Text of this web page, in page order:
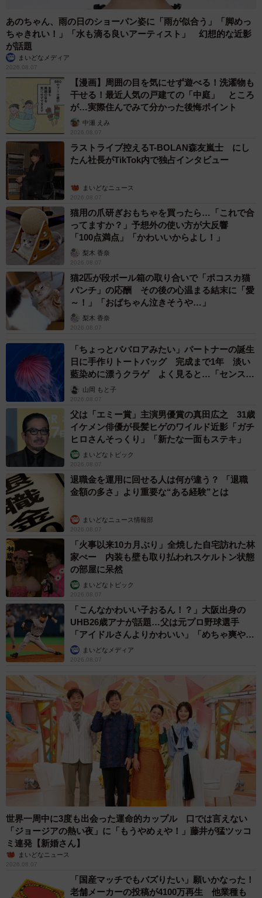
あのちゃん、雨の日のショーパン姿に「雨が似合う」「脚めっ
ちゃきれい！」「水も滴る良いアーティスト」 幻想的な近影
が話題
まいどなメディア
2026.08.07
【漫画】周囲の目を気にせず遊べる！洗濯物も
干せる！最近人気の戸建ての「中庭」 ところ
が…実際住んでみて分かった後悔ポイント
中瀬 えみ
2026.08.07
ラストライブ控えるT-BOLAN森友嵐士 にし
たん社長がTikTok内で独占インタビュー
まいどなニュース
2026.08.07
猫用の爪研ぎおもちゃを買ったら…「これで合
ってますか？」予想外の使い方が大反響
「100点満点」「かわいいからよし！」
梨木 香奈
2026.08.07
猫2匹が段ボール箱の取り合いで「ポコスカ猫
パンチ」の応酬 その後の心温まる結末に「愛
～！」「おばちゃん泣きそうや…」
梨木 香奈
2026.08.07
「ちょっとババロアみたい」パートナーの誕生
日に手作りトートバッグ 完成まで1年 淡い
藍染めに漂うクラゲ よく見ると…「センスす
ごい」山岡 もと子
2026.08.07
父は「エミー賞」主演男優賞の真田広之 31歳
イケメン俳優が長髪ヒゲのワイルド近影「ガチ
ヒロさんそっくり」「新たな一面もステキ」
まいどなトピック
2026.08.07
退職金を運用に回せる人は何が違う？ 「退職
金額の多さ」より重要な“ある経験”とは
まいどなニュース情報部
2026.08.07
「火事以来10カ月ぶり」全焼した自宅訪れた林
家ぺー 内装も壁も取り払われスケルトン状態
の部屋に呆然
まいどなトピック
2026.08.07
「こんなかわいい子おるん！？」大阪出身の
UHB26歳アナが話題…父は元プロ野球選手
「アイドルさんよりかわいい」「めちゃ爽や
か」まいどなメディア
2026.08.07
世界一周中に3度も出会った運命的カップル 口では言えない
「ジョージアの熱い夜」に「もうやめぇや！」藤井が猛ツッコ
ミ連発【新婚さん】
まいどなニュース
2026.08.07
「国産マッチでもバズりたい」願いかなった！
老舗メーカーの投稿が4100万再生 他業種も